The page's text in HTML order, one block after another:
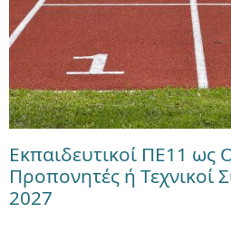
Εκπαιδευτικοί ΠΕ11 ως
Προπονητές ή Τεχνικοί
2027